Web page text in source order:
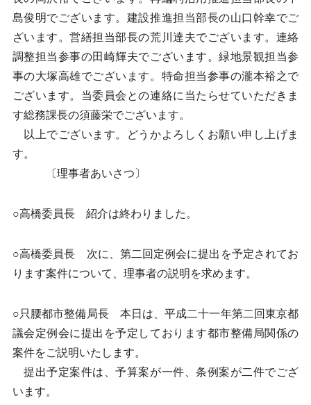
島俊明でございます。建設推進担当部長の山口幹幸でご
ざいます。営繕担当部長の荒川達夫でございます。連絡
調整担当参事の田崎輝夫でございます。緑地景観担当参
事の大塚高雄でございます。特命担当参事の瀧本裕之で
ございます。当委員会との連絡に当たらせていただきま
す総務課長の須藤栄でございます。
以上でございます。どうかよろしくお願い申し上げま
す。
〔理事者あいさつ〕
○高橋委員長 紹介は終わりました。
○高橋委員長 次に、第二回定例会に提出を予定されてお
ります案件について、理事者の説明を求めます。
○只腰都市整備局長 本日は、平成二十一年第二回東京都
議会定例会に提出を予定しております都市整備局関係の
案件をご説明いたします。
提出予定案件は、予算案が一件、条例案が二件でござ
います。